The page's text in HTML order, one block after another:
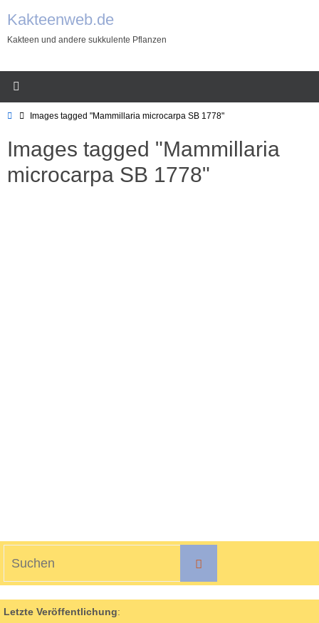
Inhalt
Kakteenweb.de
Kakteen und andere sukkulente Pflanzen
StartImages tagged "Mammillaria microcarpa SB 1778"
Images tagged "Mammillaria
microcarpa SB 1778"
Suchen
Letzte Veröffentlichung: